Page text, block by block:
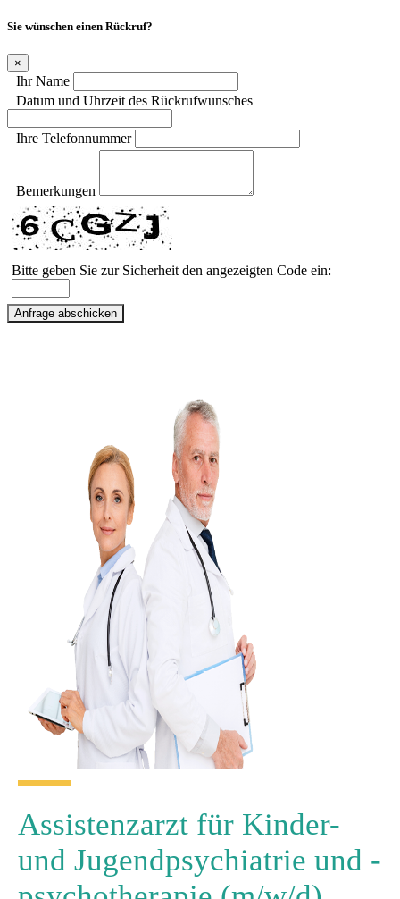
Sie wünschen einen Rückruf?
×
Ihr Name
Datum und Uhrzeit des Rückrufwunsches
Ihre Telefonnummer
Bemerkungen
Bitte geben Sie zur Sicherheit den angezeigten Code ein:
Assistenzarzt für Kinder-
und Jugendpsychiatrie und -